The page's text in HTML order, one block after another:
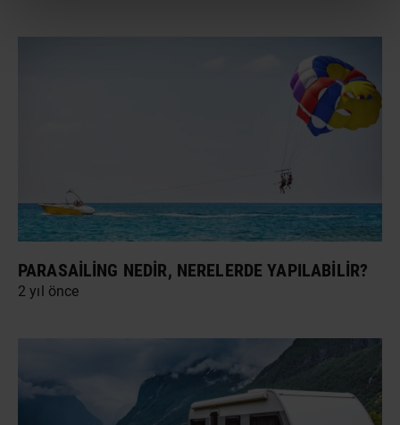
PARASAILING NEDIR, NERELERDE YAPILABILIR?
2 yıl önce